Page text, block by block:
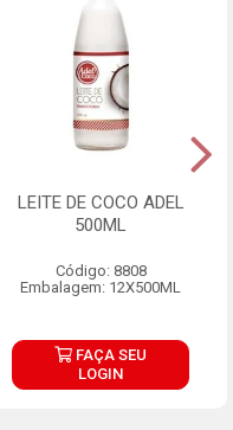
LEITE DE COCO ADEL
500ML
Código: 8808
Embalagem: 12X500ML
FAÇA SEU
LOGIN